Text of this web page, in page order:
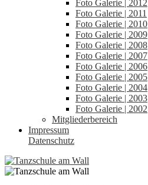
Foto Galerie | 2012
Foto Galerie | 2011
Foto Galerie | 2010
Foto Galerie | 2009
Foto Galerie | 2008
Foto Galerie | 2007
Foto Galerie | 2006
Foto Galerie | 2005
Foto Galerie | 2004
Foto Galerie | 2003
Foto Galerie | 2002
Mitgliederbereich
Impressum
Datenschutz